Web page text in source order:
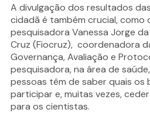
A divulgação dos resultados
cidadã é também crucial, como
pesquisadora Vanessa Jorge
Cruz (Fiocruz), coordenadora
Governança, Avaliação e
pesquisadora, na área de
pessoas têm de saber quais os
participar e, muitas vezes,
para os cientistas.